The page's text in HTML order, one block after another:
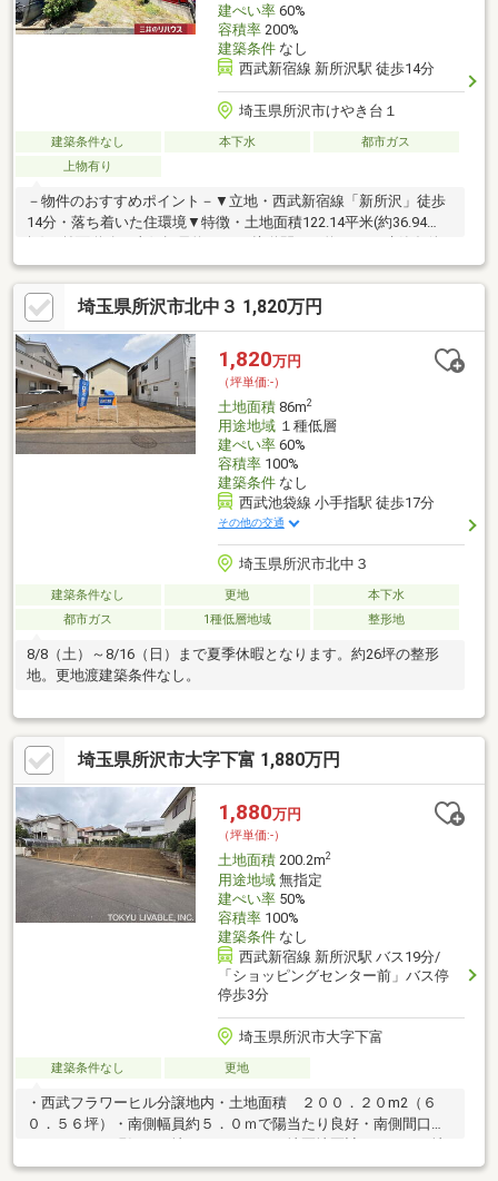
建ぺい率60%
容積率200%
建築条件なし
西武新宿線 新所沢駅 徒歩14分
埼玉県所沢市けやき台１
建築条件なし 本下水
都市ガス
上物有り
－物件のおすすめポイント－▼立地・西武新宿線「新所沢」徒歩
14分・落ち着いた住環境▼特徴・土地面積122.14平米(約36.94
付宅地販売ではありません・周囲は既に建物があり、近隣状況を
考慮したプランニングが可能・建築プランの作成可能▼周辺環
境・スーパーオザムけやき台店 徒歩4分(約320m)・所沢市立清進
小学校 徒歩5分(約350m)・上新井西公園 徒歩3分(約220m)■ ご希
望の住まい探しをお手伝いします ━━━━━・・・物件の詳細・
ご相談はお気軽にお問い合わせください。
埼玉県所沢市北中３ 1,820万円
1,820万円
（坪単価:-）
土地面積86m2
用途地域１種低層
建ぺい率60%
容積率100%
建築条件なし
西武池袋線 小手指駅 徒歩17分
その他の交通
埼玉県所沢市北中３
建築条件なし 更地
本下水
都市ガス
1種低層地域 整形地
8/8（土）～8/16（日）まで夏季休暇となります。約26坪の整形
地。更地渡建築条件なし。
埼玉県所沢市大字下富 1,880万円
1,880万円
（坪単価:-）
土地面積200.2m2
用途地域無指定
建ぺい率50%
容積率100%
建築条件なし
西武新宿線 新所沢駅 バス19分/
「ショッピングセンター前」バス停
停歩3分
埼玉県所沢市大字下富
建築条件なし 更地
・西武フラワーヒル分譲地内・土地面積 ２００．２０m2（６
０．５６坪）・南側幅員約５．０ｍで陽当たり良好・南側間口約
１５．９ｍ・現況／更地・フラワーヒル地区地区計画あり（Ａ地
区）・建築条件付売地ではありません。 お好きなハウスメーカ